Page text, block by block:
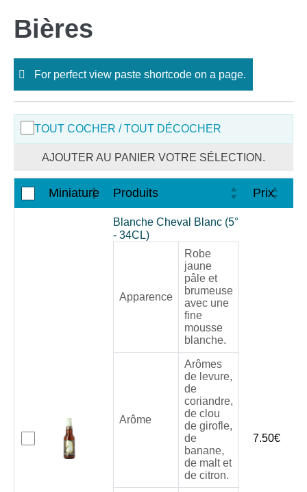
Bières
For perfect view paste shortcode on a page.
TOUT COCHER / TOUT DÉCOCHER
AJOUTER AU PANIER VOTRE SÉLECTION.
Miniature Produits Prix
Blanche Cheval Blanc (5°
- 34CL)
Apparence
Robe
jaune
pâle et
brumeuse
avec une
fine
mousse
blanche.
Arôme
Arômes
de levure,
de
coriandre,
de clou
de girofle,
de
banane,
de malt et
de citron.
7.50€